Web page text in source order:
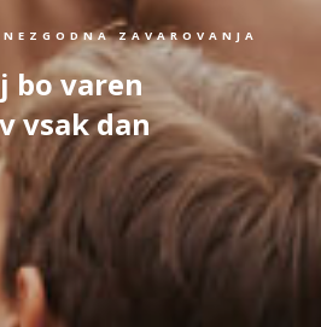
ZAVAROVANJA
bo varen
vsak dan